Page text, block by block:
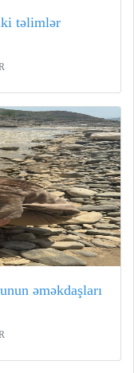
təlimlər
əməkdaşları